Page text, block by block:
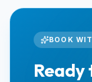
BOOK
Ready